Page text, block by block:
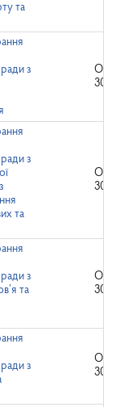
та
ради з
ради з
та
ради з
та
ради з